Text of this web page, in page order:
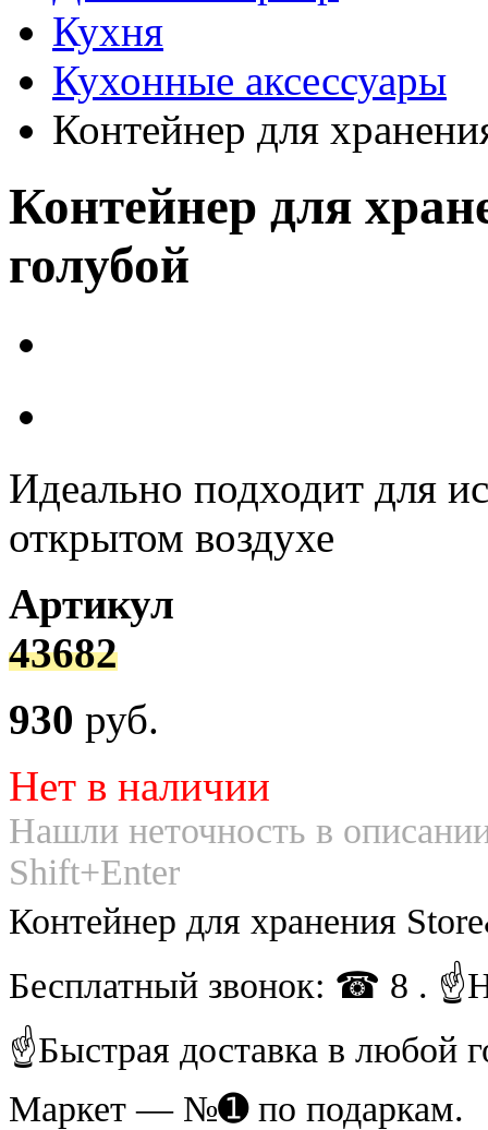
Кухня
Кухонные аксессуары
Контейнер для
Контейнер для
голубой
Идеально подходит для
открытом воздухе
Артикул
43682
930 руб.
Нет в наличии
Нашли неточность в
Shift+Enter
Контейнер для хранения
Бесплатный звонок: ☎ 8 .
☝Быстрая доставка в любой
Маркет — №➊ по подаркам.